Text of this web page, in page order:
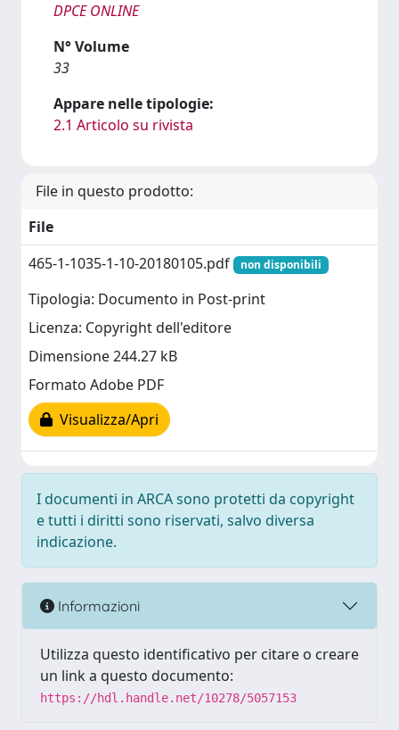
DPCE ONLINE
N° Volume
33
Appare nelle tipologie:
2.1 Articolo su rivista
File in questo prodotto:
File
465-1-1035-1-10-20180105.pdf
non disponibili
Tipologia: Documento in Post-print
Licenza: Copyright dell'editore
Dimensione 244.27 kB
Formato Adobe PDF
Visualizza/Apri
I documenti in ARCA sono protetti da copyright
e tutti i diritti sono riservati, salvo diversa
indicazione.
Informazioni
Utilizza questo identificativo per citare o creare
un link a questo documento:
https://hdl.handle.net/10278/5057153